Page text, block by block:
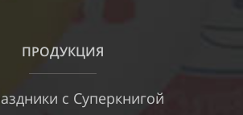
ПРОДУКЦИЯ
с Суперкнигой